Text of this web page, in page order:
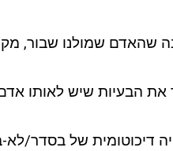
שהאדם שמולנו שבור,
את הבעיות שיש לאותו
דיכוטומית של בסדר/